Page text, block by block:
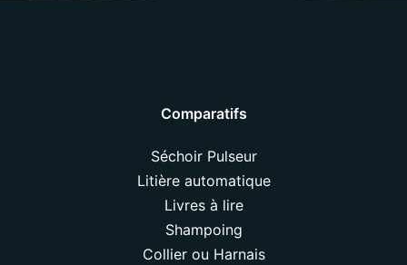
Comparatifs
Séchoir Pulseur
Litière automatique
Livres à lire
Shampoing
Collier ou Harnais